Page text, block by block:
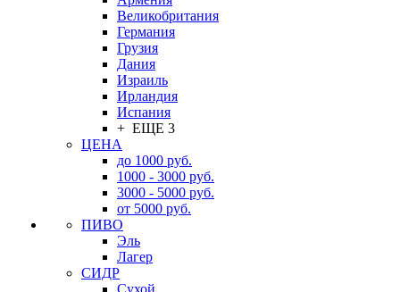
Великобритания
Германия
Грузия
Дания
Израиль
Ирландия
Испания
+ ЕЩЕ 3
ЦЕНА
до 1000 руб.
1000 - 3000 руб.
3000 - 5000 руб.
от 5000 руб.
ПИВО
Эль
Лагер
СИДР
Сухой